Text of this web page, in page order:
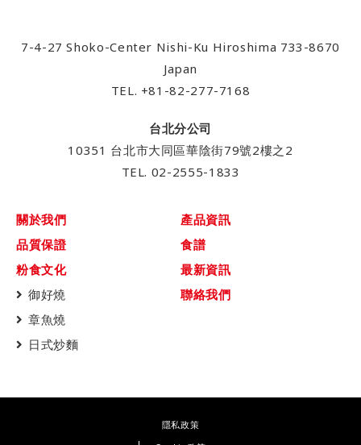
關於我們
品質保證
產品資訊
食譜
粉食文化
御好燒
章魚燒
日式炒麵
最新資訊
聯絡我們
7-4-27 Shoko-Center Nishi-Ku Hiroshima 733-8670
Japan
TEL. +81-82-277-7168
台北分公司
10351 台北市大同區華陰街79號2樓之2
TEL. 02-2555-1833
隱私政策